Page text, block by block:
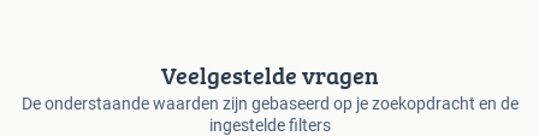
Veelgestelde vragen
De onderstaande waarden zijn gebaseerd op je zoekopdracht en de
ingestelde filters